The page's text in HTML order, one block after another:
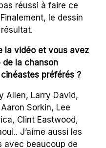
réussi à faire ce
le dessin
la vidéo et vous avez
de la chanson
préférés ?
Allen, Larry David,
Sorkin, Lee
Clint Eastwood,
J’aime aussi les
avec beaucoup de